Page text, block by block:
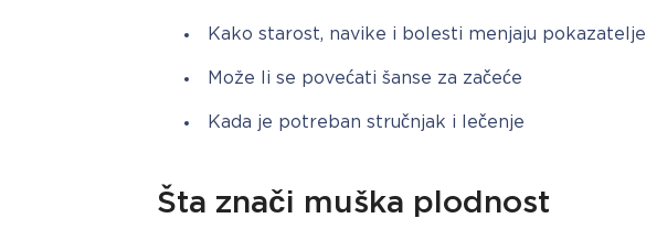
Kako starost, navike i bolesti menjaju pokazatelje
Može li se povećati šanse za začeće
Kada je potreban stručnjak i lečenje
Šta znači muška plodnost